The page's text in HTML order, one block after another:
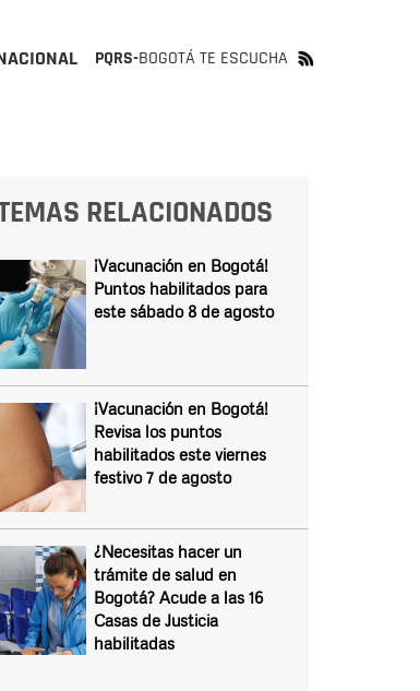
PQRS-BOGOTÁ TE ESCUCHA
RELACIONADOS
¡Vacunación en Bogotá!
Puntos habilitados para
este sábado 8 de agosto
¡Vacunación en Bogotá!
Revisa los puntos
habilitados este viernes
festivo 7 de agosto
¿Necesitas hacer un
trámite de salud en
Bogotá? Acude a las 16
Casas de Justicia
habilitadas